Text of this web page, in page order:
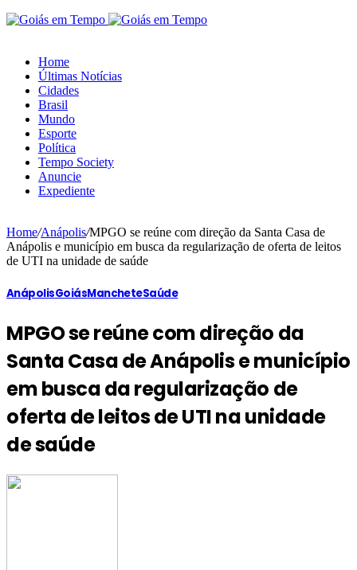
Home
Últimas Notícias
Cidades
Brasil
Mundo
Esporte
Política
Tempo Society
Anuncie
Expediente
Home/Anápolis/MPGO se reúne com direção da Santa Casa de
Anápolis e município em busca da regularização de oferta de leitos
de UTI na unidade de saúde
AnápolisGoiásMancheteSaúde
MPGO se reúne com direção da
Santa Casa de Anápolis e município
em busca da regularização de
oferta de leitos de UTI na unidade
de saúde